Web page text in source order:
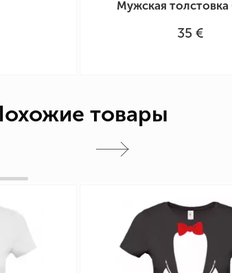
Мужская толстовка
35 €
товары